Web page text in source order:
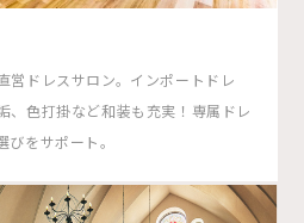
営ドレスサロン。インポートドレ
、色打掛など和装も充実！専属ドレ
をサポート。